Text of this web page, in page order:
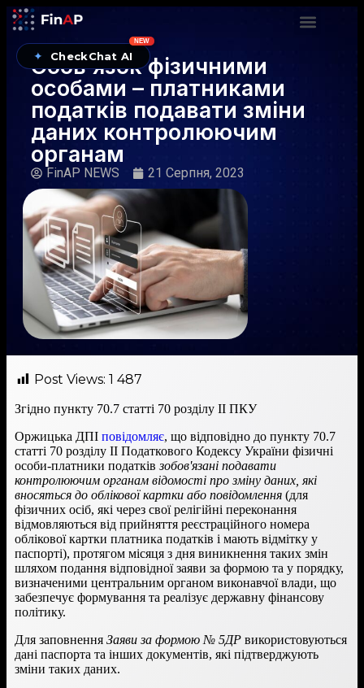
✦ CheckChat AI
NEW
Обов’язок фізичними
особами – платниками
податків подавати зміни
даних контролюючим
органам
FinAP NEWS 21 Серпня, 2023
Post Views: 1 487
Згідно пункту 70.7 статті 70 розділу ІІ ПКУ
Оржицька ДПІ повідомляє, що відповідно до пункту 70.7
статті 70 розділу ІІ Податкового Кодексу України фізичні
особи-платники податківзобов'язані подавати
контролюючим органам відомості про зміну даних, які
вносяться до облікової картки або повідомлення (для
фізичних осіб, які через свої релігійні переконання
відмовляються від прийняття реєстраційного номера
облікової картки платника податків і мають відмітку у
паспорті), протягом місяця з дня виникнення таких змін
шляхом подання відповідної заяви за формою та у порядку,
визначеними центральним органом виконавчої влади, що
забезпечує формування та реалізує державну фінансову
політику.
Для заповнення Заяви за формою № 5ДР використовуються
дані паспорта та інших документів, які підтверджують
зміни таких даних.